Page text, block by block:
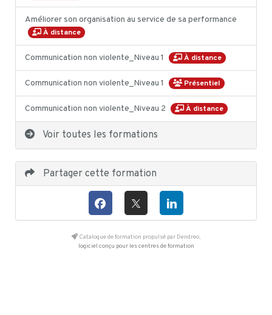
Améliorer son organisation au service de sa performance
À distance
Communication non violente_Niveau 1 À distance
Communication non violente_Niveau 1 Présentiel
Communication non violente_Niveau 2 À distance
Voir toutes les formations
Partager cette formation
Catalogue de formation propulsé par Dendreo,
logiciel conçu pour les centres de formation